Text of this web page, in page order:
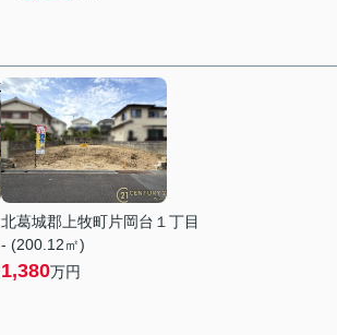
北葛城郡上牧町片岡台１丁目
- (200.12㎡)
1,380万円